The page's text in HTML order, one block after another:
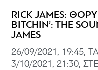
RICK JAMES:
BITCHIN’: THE
JAMES
26/09/2021, 19:45,
3/10/2021, 21:30,